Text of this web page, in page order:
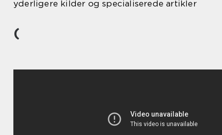
yderligere kilder og specialiserede artikler
(